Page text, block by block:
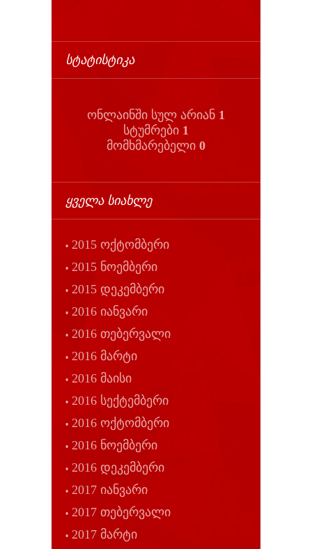
ᲡᲢᲐᲢᲘᲡᲢᲘᲙᲐ
ონლაინში სულ არიან 1
სტუმრები 1
მომხმარებელი 0
ᲧᲕᲔᲚᲐ ᲡᲘᲐᲮᲚᲔ
2015 ოქტომბერი
2015 ნოემბერი
2015 დეკემბერი
2016 იანვარი
2016 თებერვალი
2016 მარტი
2016 მაისი
2016 სექტემბერი
2016 ოქტომბერი
2016 ნოემბერი
2016 დეკემბერი
2017 იანვარი
2017 თებერვალი
2017 მარტი